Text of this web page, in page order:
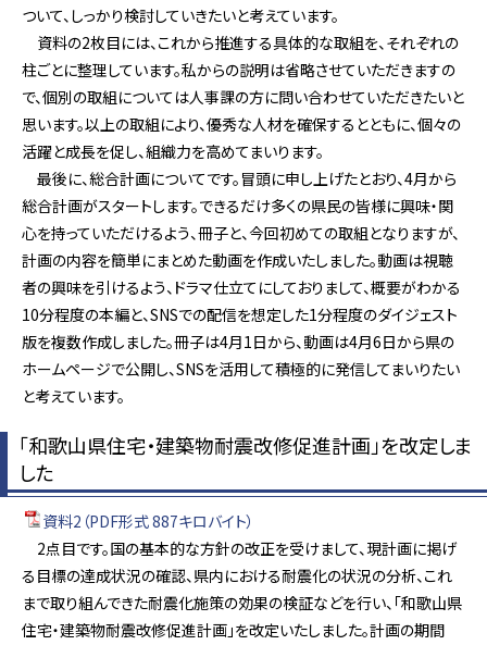
ついて、しっかり検討していきたいと考えています。
資料の2枚目には、これから推進する具体的な取組を、それぞれの
柱ごとに整理しています。私からの説明は省略させていただきますの
で、個別の取組については人事課の方に問い合わせていただきたいと
思います。以上の取組により、優秀な人材を確保するとともに、個々の
活躍と成長を促し、組織力を高めてまいります。
最後に、総合計画についてです。冒頭に申し上げたとおり、4月から
総合計画がスタートします。できるだけ多くの県民の皆様に興味・関
心を持っていただけるよう、冊子と、今回初めての取組となりますが、
計画の内容を簡単にまとめた動画を作成いたしました。動画は視聴
者の興味を引けるよう、ドラマ仕立てにしておりまして、概要がわかる
10分程度の本編と、SNSでの配信を想定した1分程度のダイジェスト
版を複数作成しました。冊子は4月1日から、動画は4月6日から県の
ホームページで公開し、SNSを活用して積極的に発信してまいりたい
と考えています。
「和歌山県住宅・建築物耐震改修促進計画」を改定しま
した
資料2（PDF形式 887キロバイト）
2点目です。国の基本的な方針の改正を受けまして、現計画に掲げ
る目標の達成状況の確認、県内における耐震化の状況の分析、これ
まで取り組んできた耐震化施策の効果の検証などを行い、「和歌山県
住宅・建築物耐震改修促進計画」を改定いたしました。計画の期間